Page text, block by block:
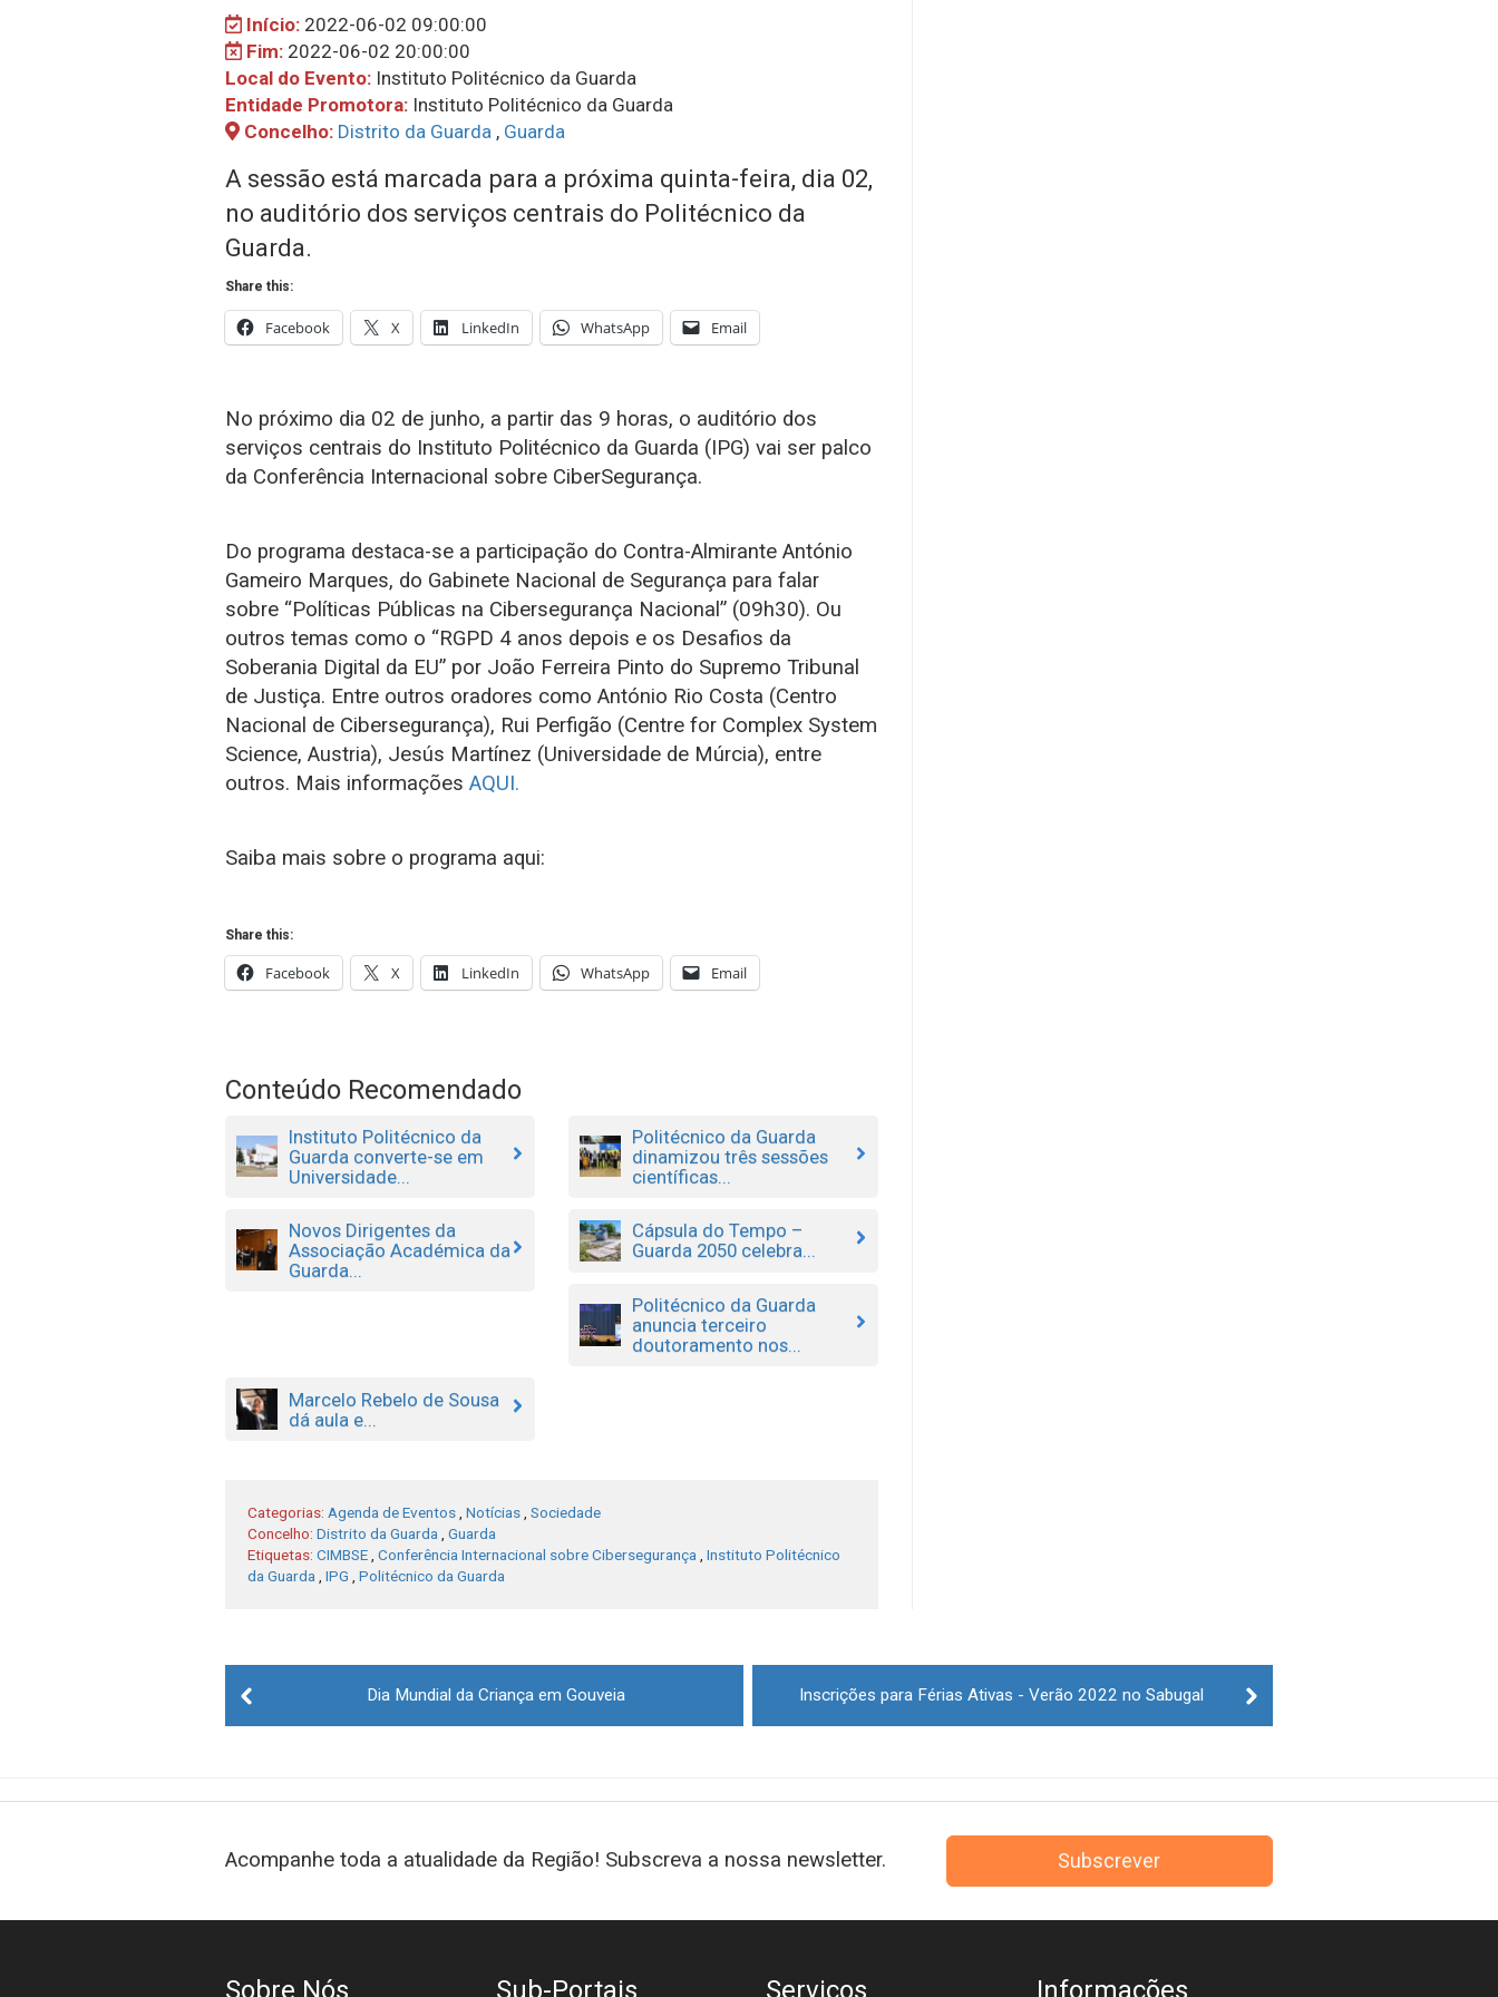
Início: 2022-06-02 09:00:00
Fim: 2022-06-02 20:00:00
Local do Evento: Instituto Politécnico da Guarda
Entidade Promotora: Instituto Politécnico da Guarda
Concelho: Distrito da Guarda, Guarda
A sessão está marcada para a próxima quinta-feira, dia 02,
no auditório dos serviços centrais do Politécnico da
Guarda.
Share this:
Facebook X LinkedIn WhatsApp Email
No próximo dia 02 de junho, a partir das 9 horas, o auditório dos
serviços centrais do Instituto Politécnico da Guarda (IPG) vai ser palco
da Conferência Internacional sobre CiberSegurança.
Do programa destaca-se a participação do Contra-Almirante António
Gameiro Marques, do Gabinete Nacional de Segurança para falar
sobre “Políticas Públicas na Cibersegurança Nacional” (09h30). Ou
outros temas como o “RGPD 4 anos depois e os Desafios da
Soberania Digital da EU” por João Ferreira Pinto do Supremo Tribunal
de Justiça. Entre outros oradores como António Rio Costa (Centro
Nacional de Cibersegurança), Rui Perfigão (Centre for Complex System
Science, Austria), Jesús Martínez (Universidade de Múrcia), entre
outros. Mais informações AQUI.
Saiba mais sobre o programa aqui:
Share this:
Facebook X LinkedIn WhatsApp Email
Conteúdo Recomendado
Instituto Politécnico da
Guarda converte-se em
Universidade...
Politécnico da Guarda
dinamizou três sessões
científicas...
Novos Dirigentes da
Associação Académica da
Guarda...
Cápsula do Tempo –
Guarda 2050 celebra...
Politécnico da Guarda
anuncia terceiro
doutoramento nos...
Marcelo Rebelo de Sousa
dá aula e...
Categorias: Agenda de Eventos, Notícias, Sociedade
Concelho: Distrito da Guarda, Guarda
Etiquetas: CIMBSE, Conferência Internacional sobre Cibersegurança, Instituto Politécnico
da Guarda, IPG , Politécnico da Guarda
navigation
Dia Mundial da Criança em Gouveia Inscrições para Férias Ativas - Verão 2022 no Sabugal
Acompanhe toda a atualidade da Região! Subscreva a nossa newsletter. Subscrever
Sobre Nós Sub-Portais Serviços Informações